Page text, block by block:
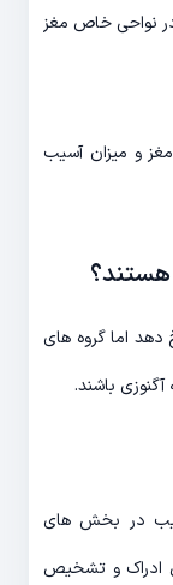
در نواحی خاص مغز
و میزان آسیب
هستند؟
اما گروه های
باشند.
در بخش های
ادراک و تشخیص